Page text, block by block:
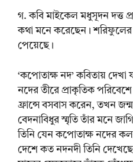
গ. কবি মাইকেল মধুসূদন দত্ত
কথা মনে করেছেন। শরিফুলের
পেয়েছে।
‘কপোতাক্ষ নদ’ কবিতায়
নদের তীরে প্রাকৃতিক
ফ্রান্সে বসবাস করেন, তখন
বেদনাবিধুর স্মৃতি তাঁর মনে
তিনি যেন কপোতাক্ষ নদের
দেশে কত নদনদী তিনি